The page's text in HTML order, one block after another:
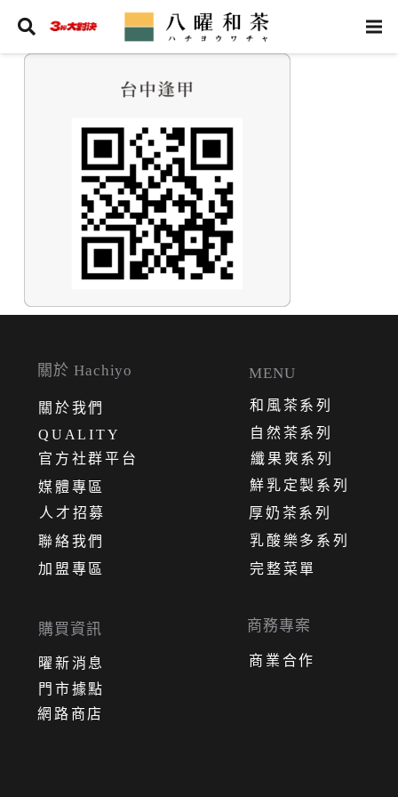
人才招募
關於 Hachiyo
關 於我們
QUALITY
官方社群平台
媒體專區
網路商店
門市據點
曜新消息
購買資訊
聯絡我們
加盟專區
商務專案
商業合作
乳酸樂多系列
厚奶茶系列
鮮乳定製系列
纖果爽系列
自然茶系列
和風茶系列
MENU
完整菜單